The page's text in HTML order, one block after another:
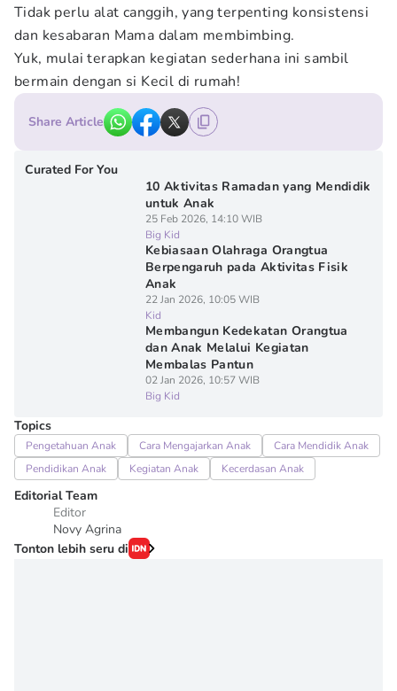
Tidak perlu alat canggih, yang terpenting konsistensi
dan kesabaran Mama dalam membimbing.
Yuk, mulai terapkan kegiatan sederhana ini sambil
bermain dengan si Kecil di rumah!
Share Article
Curated For You
10 Aktivitas Ramadan yang Mendidik
untuk Anak
25 Feb 2026, 14:10 WIB
Big Kid
Kebiasaan Olahraga Orangtua
Berpengaruh pada Aktivitas Fisik
Anak
22 Jan 2026, 10:05 WIB
Kid
Membangun Kedekatan Orangtua
dan Anak Melalui Kegiatan
Membalas Pantun
02 Jan 2026, 10:57 WIB
Big Kid
Topics
Pengetahuan Anak Cara Mengajarkan Anak
Cara Mendidik Anak
Pendidikan Anak
Kegiatan Anak Kecerdasan Anak
Editorial Team
Editor
Novy Agrina
Tonton lebih seru di